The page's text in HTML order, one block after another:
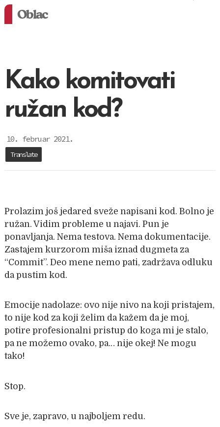
Oblac
Kako komitovati
ružan kod?
10. februar 2021.
Translate
Prolazim još jedared sveže napisani kod. Bolno je
ružan. Vidim probleme u najavi. Pun je
ponavljanja. Nema testova. Nema dokumentacije.
Zastajem kurzorom miša iznad dugmeta za
“Commit”. Deo mene nemo pati, zadržava odluku
da pustim kod.
Emocije nadolaze: ovo nije nivo na koji pristajem,
to nije kod za koji želim da kažem da je moj,
potire profesionalni pristup do koga mi je stalo,
pa ne možemo ovako, pa… nije okej! Ne mogu
tako!
Stop.
Sve je, zapravo, u najboljem redu.